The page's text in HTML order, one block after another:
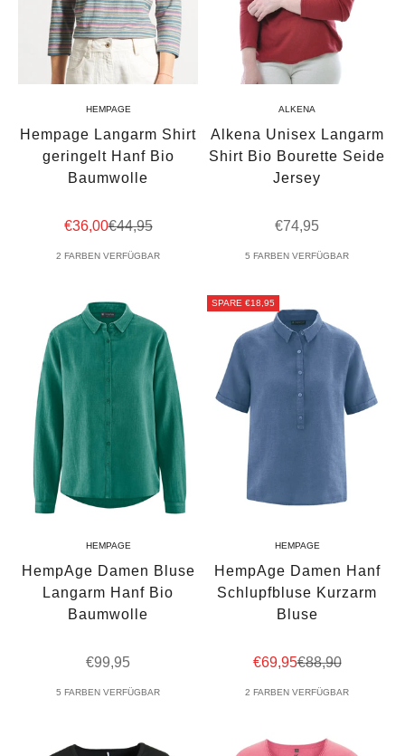
HEMPAGE
Hempage Langarm Shirt
geringelt Hanf Bio
Baumwolle
Angebot
€36,00Regulärer Preis
€44,95
2 FARBEN VERFÜGBAR
ALKENA
Alkena Unisex Langarm
Shirt Bio Bourette Seide
Jersey
Angebot
€74,95
5 FARBEN VERFÜGBAR
HEMPAGE
HempAge Damen Bluse
Langarm Hanf Bio
Baumwolle
Angebot
€99,95
5 FARBEN VERFÜGBAR
SPARE €18,95
HEMPAGE
HempAge Damen Hanf
Schlupfbluse Kurzarm
Bluse
Angebot
€69,95Regulärer Preis
€88,90
2 FARBEN VERFÜGBAR